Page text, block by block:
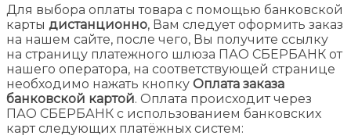
Для выбора оплаты товара с помощью банковской
карты дистанционно, Вам следует оформить заказ
на нашем сайте, после чего, Вы получите ссылку
на страницу платежного шлюза ПАО СБЕРБАНК от
нашего оператора, на соответствующей странице
необходимо нажать кнопку Оплата заказа
банковской картой. Оплата происходит через
ПАО СБЕРБАНК с использованием банковских
карт следующих платёжных систем: